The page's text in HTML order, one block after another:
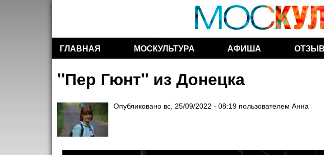
Разделы сайта
ГЛАВНАЯ МОСКУЛЬТУРА АФИША
"Пер Гюнт" из Донецка
Опубликовано вс, 25/09/2022 - 08:19 пользователем Анна